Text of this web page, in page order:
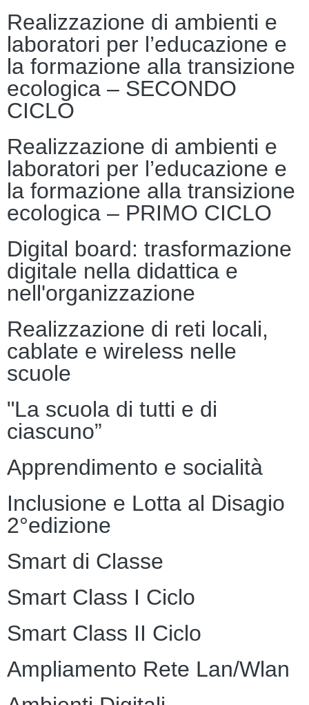
Realizzazione di ambienti e
laboratori per l’educazione e
la formazione alla transizione
ecologica – SECONDO
CICLO
Realizzazione di ambienti e
laboratori per l’educazione e
la formazione alla transizione
ecologica – PRIMO CICLO
Digital board: trasformazione
digitale nella didattica e
nell'organizzazione
Realizzazione di reti locali,
cablate e wireless nelle
scuole
"La scuola di tutti e di
ciascuno”
Apprendimento e socialità
Inclusione e Lotta al Disagio
2°edizione
Smart di Classe
Smart Class I Ciclo
Smart Class II Ciclo
Ampliamento Rete Lan/Wlan